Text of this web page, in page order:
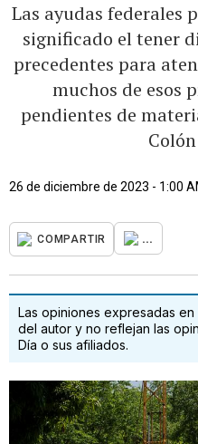
Las ayudas federales
significado el tener
precedentes para
muchos de esos
pendientes de
26 de diciembre de 2023 - 1:00
COMPARTIR ...
Las opiniones expresadas
del autor y no reflejan las
Día o sus afiliados.